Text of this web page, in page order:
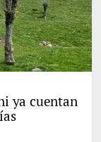
ya cuentan